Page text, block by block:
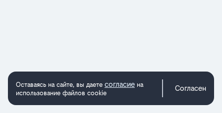
Оставаясь на сайте, вы даете согласие на
использование файлов cookie
Согласен